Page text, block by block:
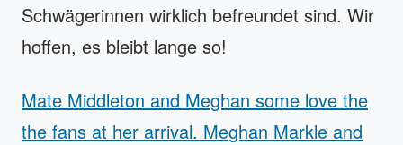
Schwägerinnen wirklich befreundet sind. Wir
hoffen, es bleibt lange so!
Mate Middleton and Meghan some love the
the fans at her arrival. Meghan Markle and